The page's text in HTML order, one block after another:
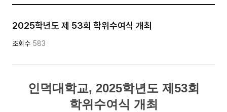
2025학년도 제 53회 학위수여식 개최
조회수 583